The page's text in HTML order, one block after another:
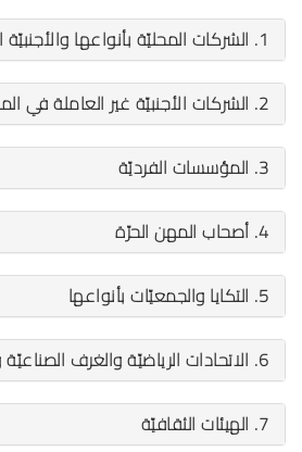
1. الشركات المحليّة بأنواعها والأجنبيّة العاملة في المملكة
2. الشركات الأجنبيّة غير العاملة في المملكة
3. المؤسسات الفرديّة
4. أصحاب المهن الحرّة
5. التكايا والجمعيّات بأنواعها
6. الاتحادات الرياضيّة والغرف الصناعيّة والتجاريّة
7. الهيئات الثقافيّة